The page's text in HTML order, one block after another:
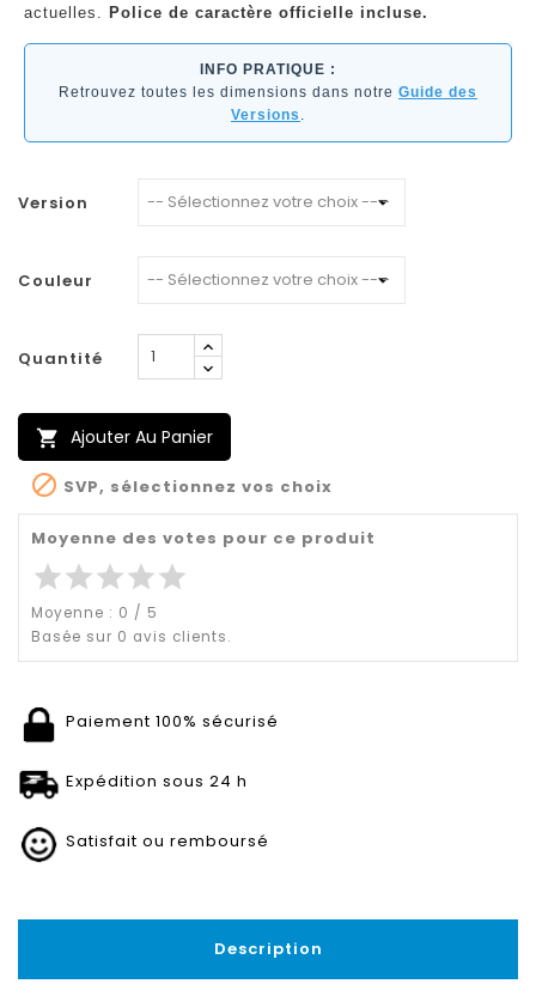
actuelles. Police de caractère officielle incluse.
INFO PRATIQUE :
Retrouvez toutes les dimensions dans notre Guide des
Versions .
Version
Couleur
Quantité
 Ajouter Au Panier
 SVP, sélectionnez vos choix
Moyenne des votes pour ce produit
starstarstarstarstar
Moyenne : 0 / 5
Basée sur 0 avis clients.
Paiement 100% sécurisé
Expédition sous 24 h
Satisfait ou remboursé
Description